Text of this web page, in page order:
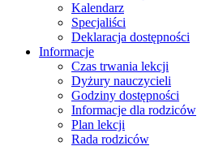
Kalendarz
Specjaliści
Deklaracja dostępności
Informacje
Czas trwania lekcji
Dyżury nauczycieli
Godziny dostępności
Informacje dla rodziców
Plan lekcji
Rada rodziców